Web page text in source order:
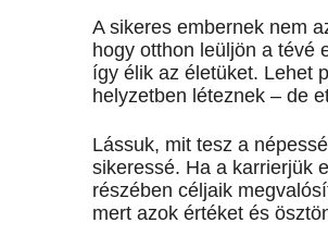
A sikeres embernek nem
hogy otthon leüljön a tévé
így élik az életüket. Lehet
helyzetben léteznek – de
Lássuk, mit tesz a
sikeressé. Ha a karrierjük
részében céljaik
mert azok értéket és